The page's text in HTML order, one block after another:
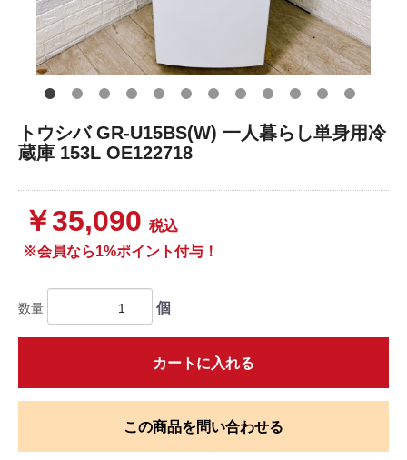
トウシバ GR-U15BS(W) 一人暮らし単身用冷
蔵庫 153L OE122718
￥35,090 税込
※会員なら1%ポイント付与！
数量 個
カートに入れる
この商品を問い合わせる